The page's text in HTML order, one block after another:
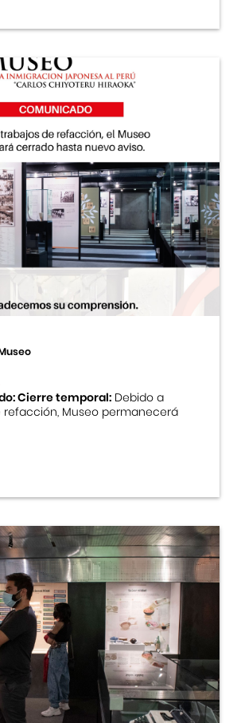
Cierre temporal:Debido a
refacción, Museo permanecerá